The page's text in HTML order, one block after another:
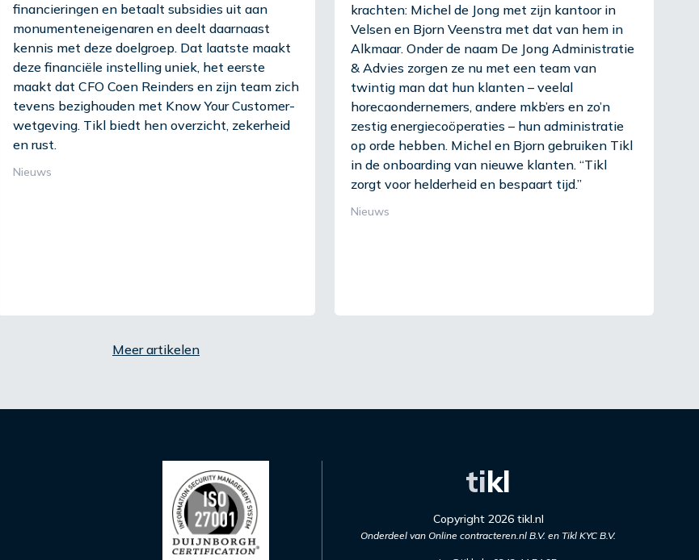
financieringen en betaalt subsidies uit aan
monumenteneigenaren en deelt daarnaast
kennis met deze doelgroep. Dat laatste maakt
deze financiële instelling uniek, het eerste
maakt dat CFO Coen Reinders en zijn team zich
tevens bezighouden met Know Your Customer-
wetgeving. Tikl biedt hen overzicht, zekerheid
en rust.
Nieuws
krachten: Michel de Jong met zijn kantoor in
Velsen en Bjorn Veenstra met dat van hem in
Alkmaar. Onder de naam De Jong Administratie
& Advies zorgen ze nu met een team van
twintig man dat hun klanten – veelal
horecaondernemers, andere mkb’ers en zo’n
zestig energiecoöperaties – hun administratie
op orde hebben. Michel en Bjorn gebruiken Tikl
in de onboarding van nieuwe klanten. “Tikl
zorgt voor helderheid en bespaart tijd.”
Nieuws
Meer artikelen
tikl
Copyright 2026 tikl.nl
Onderdeel van Online contracteren.nl B.V. en Tikl KYC B.V.